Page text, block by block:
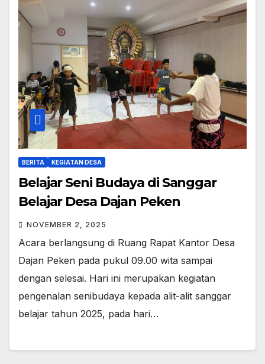
BERITA KEGIATAN DESA
Belajar Seni Budaya di Sanggar
Belajar Desa Dajan Peken
NOVEMBER 2, 2025
Acara berlangsung di Ruang Rapat Kantor Desa
Dajan Peken pada pukul 09.00 wita sampai
dengan selesai. Hari ini merupakan kegiatan
pengenalan senibudaya kepada alit-alit sanggar
belajar tahun 2025, pada hari…